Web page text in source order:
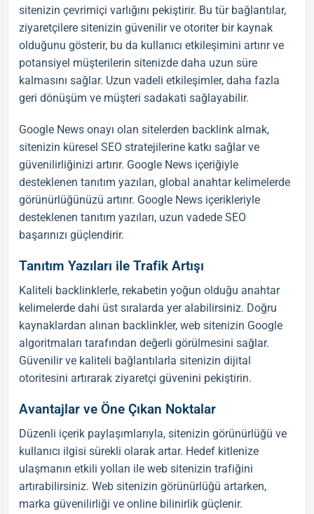
sitenizin çevrimiçi varlığını pekiştirir. Bu tür bağlantılar,
ziyaretçilere sitenizin güvenilir ve otoriter bir kaynak
olduğunu gösterir, bu da kullanıcı etkileşimini artırır ve
potansiyel müşterilerin sitenizde daha uzun süre
kalmasını sağlar. Uzun vadeli etkileşimler, daha fazla
geri dönüşüm ve müşteri sadakati sağlayabilir.
Google News onayı olan sitelerden backlink almak,
sitenizin küreselSEO stratejilerine katkı sağlar ve
güvenilirliğinizi artırır. Google News içeriğiyle
desteklenentanıtım yazıları, global anahtar kelimelerde
görünürlüğünüzü artırır. Google News içerikleriyle
desteklenentanıtım yazıları, uzun vadedeSEO
başarınızı güçlendirir.
Tanıtım Yazıları ile Trafik Artışı
Kaliteli backlinklerle, rekabetin yoğun olduğu anahtar
kelimelerde dahi üst sıralarda yer alabilirsiniz. Doğru
kaynaklardan alınan backlinkler, web sitenizin Google
algoritmaları tarafından değerli görülmesini sağlar.
Güvenilir ve kaliteli bağlantılarla sitenizin dijital
otoritesini artırarak ziyaretçi güvenini pekiştirin.
Avantajlar ve Öne Çıkan Noktalar
Düzenli içerik paylaşımlarıyla, sitenizin görünürlüğü ve
kullanıcı ilgisi sürekli olarak artar. Hedef kitlenize
ulaşmanın etkili yolları ile web sitenizin trafiğini
artırabilirsiniz. Web sitenizin görünürlüğü artarken,
marka güvenilirliği ve online bilinirlik güçlenir.